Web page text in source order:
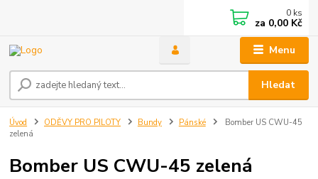
Menu
Hledat
0 ks
za 0,00 Kč
Úvod ODĚVY PRO PILOTY Bundy Pánské
Bomber US CWU-45
zelená
Bomber US CWU-45 zelená